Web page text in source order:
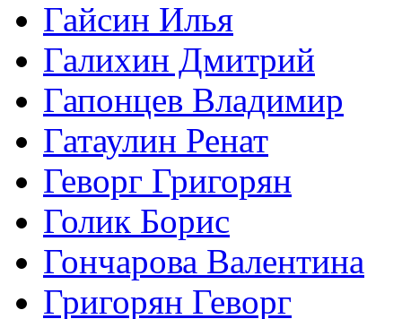
Гайсин Илья
Галихин Дмитрий
Гапонцев Владимир
Гатаулин Ренат
Геворг Григорян
Голик Борис
Гончарова Валентина
Григорян Геворг